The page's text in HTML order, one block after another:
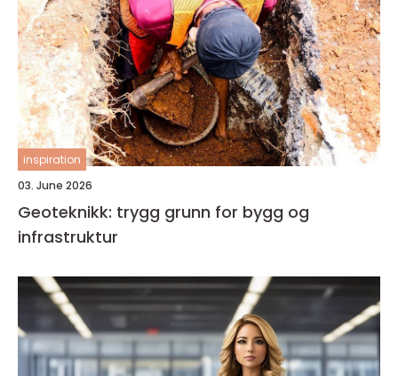
inspiration
03. June 2026
Geoteknikk: trygg grunn for bygg og
infrastruktur